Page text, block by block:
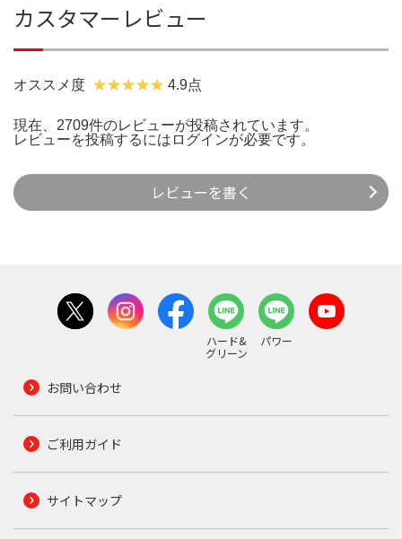
カスタマーレビュー
オススメ度 4.9点
現在、2709件のレビューが投稿されています。
レビューを投稿するには ログインが必要です。
レビューを書く
ハード&
グリーン
パワー
お問い合わせ
ご利用ガイド
サイトマップ